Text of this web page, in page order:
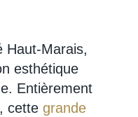
Haut-Marais,
esthétique
Entièrement
cette grande